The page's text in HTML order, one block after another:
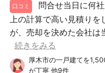
口コミ
問合せ当日に何
上の計算で高い見積りを
が、売却を決めた会社は
続きをみる
厚木市の一戸建てを
が丁寧 他9件